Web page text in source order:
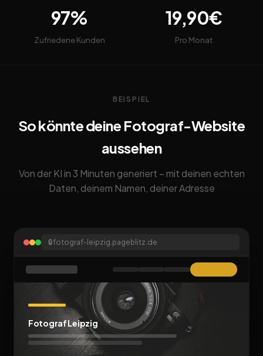
97%
Zufriedene Kunden
19,90€
Pro Monat
BEISPIEL
So könnte deine Fotograf-Website
aussehen
Von der KI in 3 Minuten generiert – mit deinen echten
Daten, deinem Namen, deiner Adresse
🔒fotograf-leipzig.pageblitz.de
Fotograf Leipzig